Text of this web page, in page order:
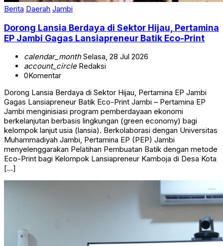
Berita Daerah Jambi
Dorong Lansia Berdaya di Sektor Hijau, Pertamina
EP Jambi Gagas Lansiapreneur Batik Eco-Print
calendar_monthSelasa, 28 Jul 2026
account_circleRedaksi
0Komentar
Dorong Lansia Berdaya di Sektor Hijau, Pertamina EP Jambi
Gagas Lansiapreneur Batik Eco-Print Jambi – Pertamina EP
Jambi menginisiasi program pemberdayaan ekonomi
berkelanjutan berbasis lingkungan (green economy) bagi
kelompok lanjut usia (lansia). Berkolaborasi dengan Universitas
Muhammadiyah Jambi, Pertamina EP (PEP) Jambi
menyelenggarakan Pelatihan Pembuatan Batik dengan metode
Eco-Print bagi Kelompok Lansiapreneur Kamboja di Desa Kota
[…]